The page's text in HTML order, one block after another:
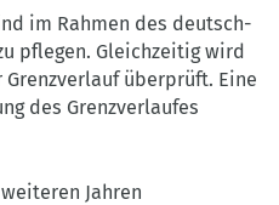
im Rahmen des deutsch-
pflegen. Gleichzeitig wird
überprüft. Eine
des Grenzverlaufes
Jahren